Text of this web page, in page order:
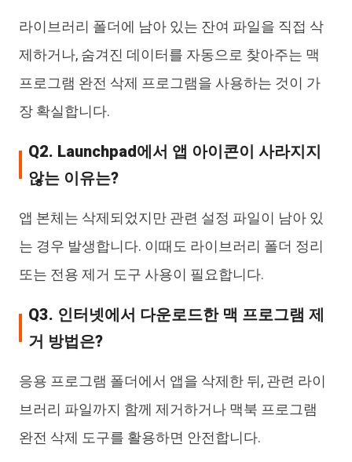
라이브러리 폴더에 남아 있는 잔여 파일을 직접 삭
제하거나, 숨겨진 데이터를 자동으로 찾아주는 맥
프로그램 완전 삭제 프로그램을 사용하는 것이 가
장 확실합니다.
Q2. Launchpad에서 앱 아이콘이 사라지지
않는 이유는?
앱 본체는 삭제되었지만 관련 설정 파일이 남아 있
는 경우 발생합니다. 이때도 라이브러리 폴더 정리
또는 전용 제거 도구 사용이 필요합니다.
Q3. 인터넷에서 다운로드한 맥 프로그램 제
거 방법은?
응용 프로그램 폴더에서 앱을 삭제한 뒤, 관련 라이
브러리 파일까지 함께 제거하거나 맥북 프로그램
완전 삭제 도구를 활용하면 안전합니다.